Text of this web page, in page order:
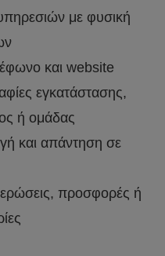
με φυσική
και website
εγκατάστασης,
ή ομάδας
και απάντηση σε
προσφορές ή